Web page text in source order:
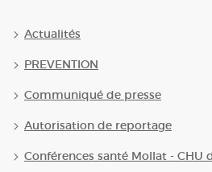
Actualités
PREVENTION
Communiqué de presse
Autorisation de reportage
Conférences santé Mollat - CHU